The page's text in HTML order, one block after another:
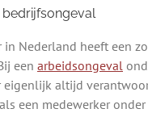
in Nederland heeft een
een arbeidsongeval
eigenlijk altijd
een medewerker